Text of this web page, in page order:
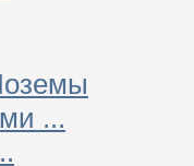
...